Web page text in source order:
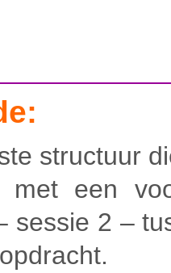
structuur
met een
sessie 2 –